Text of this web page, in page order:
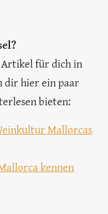
für dich in
dir hier ein paar
bieten:
Mallorcas
kennen